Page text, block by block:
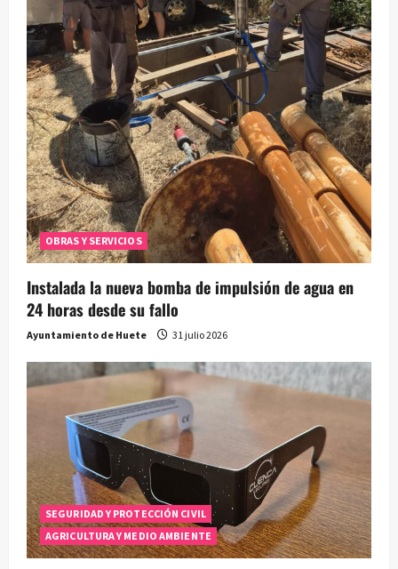
OBRAS Y SERVICIOS
Instalada la nueva bomba de impulsión de agua en
24 horas desde su fallo
Ayuntamiento de Huete 31 julio 2026
SEGURIDAD Y PROTECCIÓN CIVIL
AGRICULTURA Y MEDIO AMBIENTE